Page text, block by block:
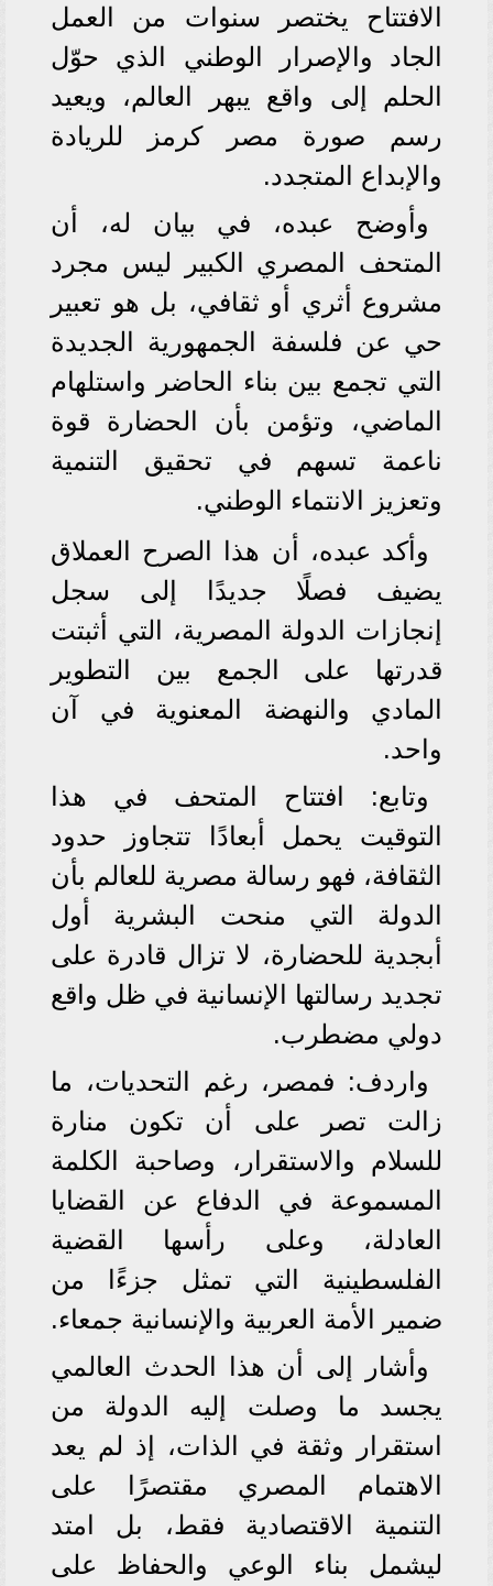
الافتتاح يختصر سنوات من العمل
الجاد والإصرار الوطني الذي حوّل
الحلم إلى واقع يبهر العالم، ويعيد
رسم صورة مصر كرمز للريادة
والإبداع المتجدد.
وأوضح عبده، في بيان له، أن
المتحف المصري الكبير ليس مجرد
مشروع أثري أو ثقافي، بل هو تعبير
حي عن فلسفة الجمهورية الجديدة
التي تجمع بين بناء الحاضر واستلهام
الماضي، وتؤمن بأن الحضارة قوة
ناعمة تسهم في تحقيق التنمية
وتعزيز الانتماء الوطني.
وأكد عبده، أن هذا الصرح العملاق
يضيف فصلًا جديدًا إلى سجل
إنجازات الدولة المصرية، التي أثبتت
قدرتها على الجمع بين التطوير
المادي والنهضة المعنوية في آن
واحد.
وتابع: افتتاح المتحف في هذا
التوقيت يحمل أبعادًا تتجاوز حدود
الثقافة، فهو رسالة مصرية للعالم بأن
الدولة التي منحت البشرية أول
أبجدية للحضارة، لا تزال قادرة على
تجديد رسالتها الإنسانية في ظل واقع
دولي مضطرب.
واردف: فمصر، رغم التحديات، ما
زالت تصر على أن تكون منارة
للسلام والاستقرار، وصاحبة الكلمة
المسموعة في الدفاع عن القضايا
العادلة، وعلى رأسها القضية
الفلسطينية التي تمثل جزءًا من
ضمير الأمة العربية والإنسانية جمعاء.
وأشار إلى أن هذا الحدث العالمي
يجسد ما وصلت إليه الدولة من
استقرار وثقة في الذات، إذ لم يعد
الاهتمام المصري مقتصرًا على
التنمية الاقتصادية فقط، بل امتد
ليشمل بناء الوعي والحفاظ على